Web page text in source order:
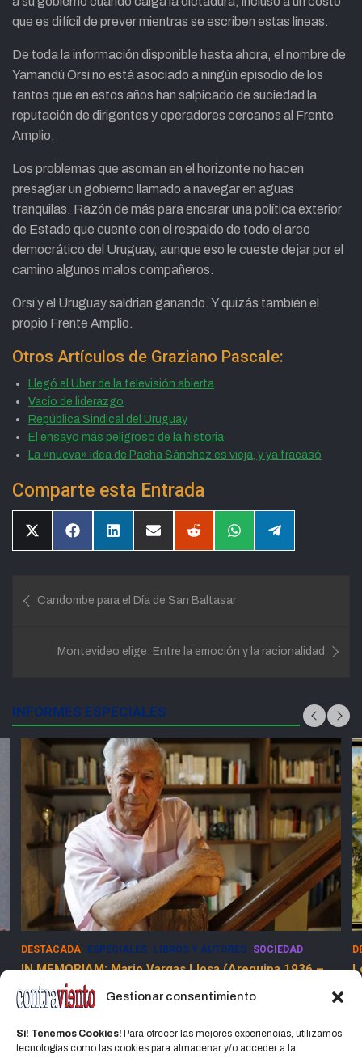
Gestionar consentimiento
Si! Tenemos Cookies! Para ofrecer las mejores experiencias, utilizamos
tecnologías como las cookies para almacenar y/o acceder a la
que es difícil de prever mientras se escriben estas líneas.
De toda la información disponible hasta ahora, el nombre de
Yamandú Orsi no está asociado a ningún episodio de los
tantos que en estos años han salpicado de suciedad la
reputación de dirigentes y operadores cercanos al Frente
Amplio.
Los problemas que asoman en el horizonte no hacen
presagiar un gobierno llamado a navegar en aguas
tranquilas. Razón de más para encarar una política exterior
de Estado que cuente con el respaldo de todo el arco
democrático del Uruguay, aunque eso le cueste dejar por el
camino algunos malos compañeros.
Orsi y el Uruguay saldrían ganando. Y quizás también el
propio Frente Amplio.
Otros Artículos de Graziano Pascale:
Llegó el Uber de la televisión abierta
Vacío de liderazgo
República Sindical del Uruguay
El ensayo más peligroso de la historia
La «nueva» idea de Pacha Sánchez es vieja, y ya fracasó
Comparte esta Entrada
CompartirCompartirCompartirCompartirCompartirCompartirCompartir
de
Candombe para el Día de San Baltasar
Montevideo elige: Entre la emoción y la racionalidad
INFORMES ESPECIALES
DESTACADA ESPECIALES LIBROS Y AUTORES SOCIEDAD
IN MEMORIAM: Mario Vargas Llosa (Arequipa 1936 –
Lima 2025)
15 abril, 2025